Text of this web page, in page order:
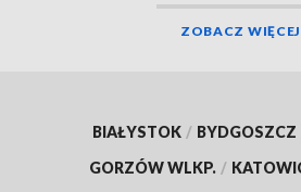
ZOBACZ WIĘCEJ
BIAŁYSTOK / BYDGOSZCZ
GORZÓW WLKP. /